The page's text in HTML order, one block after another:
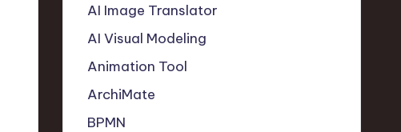
AI Image Translator
AI Visual Modeling
Animation Tool
ArchiMate
BPMN